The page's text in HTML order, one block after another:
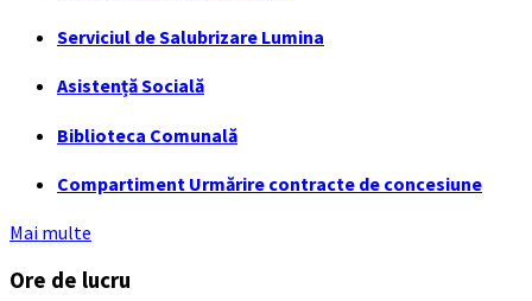
Serviciul de Salubrizare Lumina
Asistență Socială
Biblioteca Comunală
Compartiment Urmărire contracte de concesiune
Mai multe
Ore de lucru